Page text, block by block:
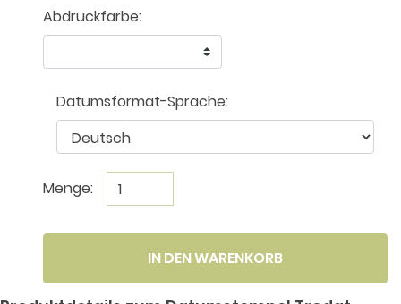
Abdruckfarbe:
Datumsformat-Sprache:
Menge:
IN DEN WARENKORB